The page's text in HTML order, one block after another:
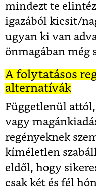
mindezt te
igazából kicsit/
ugyan ki van
önmagában még
A folytatásos
alternatívák
Függetlenül
vagy
regényeknek
kíméletlen
eldől, hogy
csak két és fél